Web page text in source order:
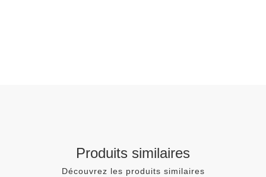
Produits similaires
Découvrez les produits similaires